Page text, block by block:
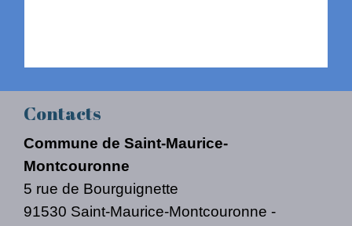
Contacts
Commune de Saint-Maurice-
Montcouronne
5 rue de Bourguignette
91530 Saint-Maurice-Montcouronne -